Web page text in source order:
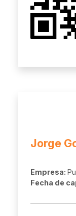
Jorge
Empresa:
Fecha de